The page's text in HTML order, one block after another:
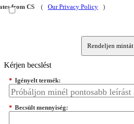
from CS ( Our Privacy Policy )
Rendeljen mintát
Kérjen becslést
* Igényelt termék:
* Becsült mennyiség: